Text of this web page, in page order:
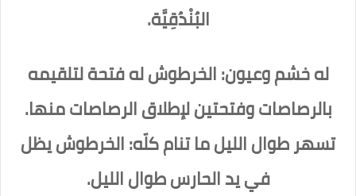
البُنْدُقِيَّة.
له خشم وعيون: الخرطوش له فتحة لتلقيمه
بالرصاصات وفتحتين لإطلاق الرصاصات منها.
تسهر طوال الليل ما تنام كلّه: الخرطوش يظل
في يد الحارس طوال الليل.